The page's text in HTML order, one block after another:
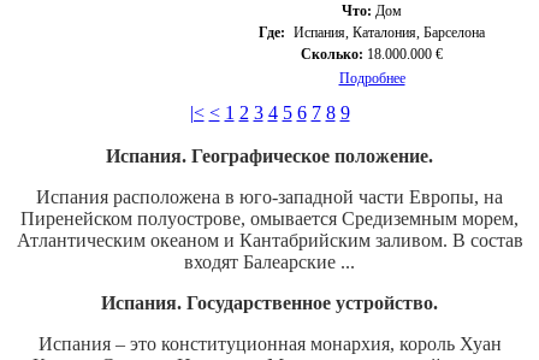
Что: Дом
Где: Испания, Каталония, Барселона
Сколько: 18.000.000 €
Подробнее
|< < 1 2 3 4 5 6 7 8 9
Испания. Географическое положение.
Испания расположена в юго-западной части Европы, на
Пиренейском полуострове, омывается Средиземным морем,
Атлантическим океаном и Кантабрийским заливом. В состав
входят Балеарские ...
Испания. Государственное устройство.
Испания – это конституционная монархия, король Хуан